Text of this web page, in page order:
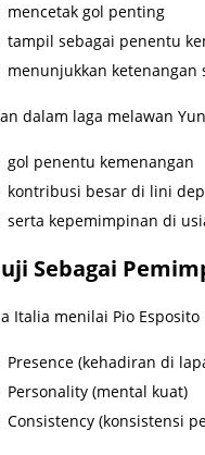
mencetak gol penting
tampil sebagai penentu
menunjukkan
dalam laga melawan
gol penentu kemenangan
kontribusi besar di lini
serta kepemimpinan di
Sebagai
Italia menilai Pio
Presence (kehadiran di
Personality (mental kuat)
Consistency (konsistensi